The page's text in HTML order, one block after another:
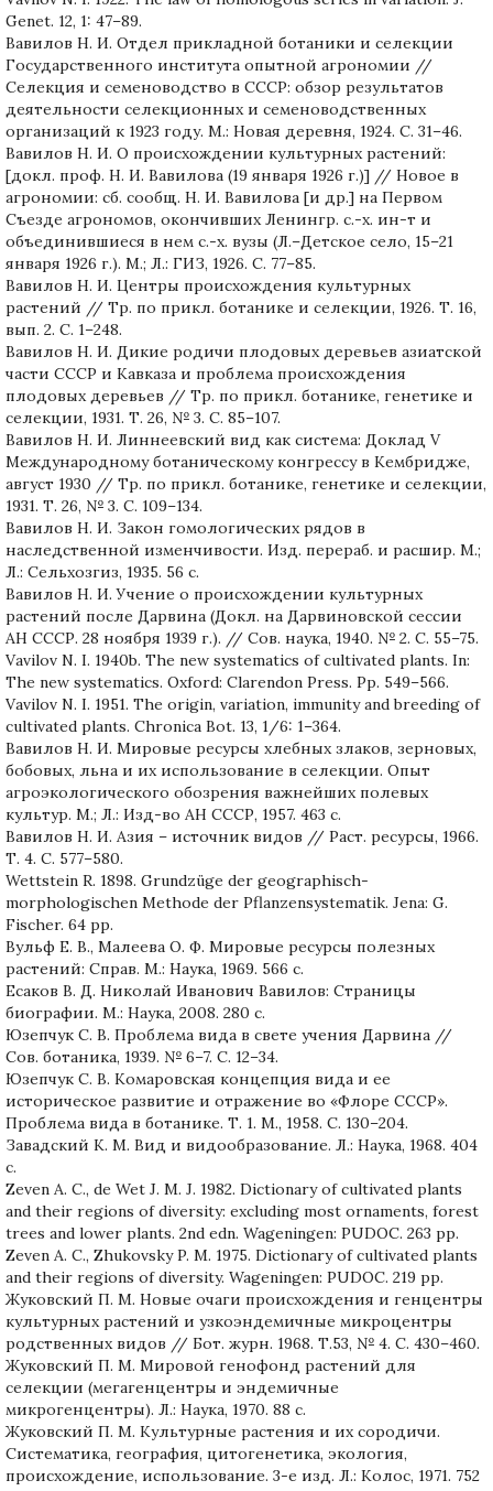
Genet. 12, 1: 47–89.
Вавилов Н. И. Отдел прикладной ботаники и селекции
Государственного института опытной агрономии //
Селекция и семеноводство в СССР: обзор результатов
деятельности селекционных и семеноводственных
организаций к 1923 году. М.: Новая деревня, 1924. С. 31–46.
Вавилов Н. И. О происхождении культурных растений:
[докл. проф. Н. И. Вавилова (19 января 1926 г.)] // Новое в
агрономии: сб. сообщ. Н. И. Вавилова [и др.] на Первом
Съезде агрономов, окончивших Ленингр. с.-х. ин-т и
объединившиеся в нем с.-х. вузы (Л.–Детское село, 15–21
января 1926 г.). М.; Л.: ГИЗ, 1926. С. 77–85.
Вавилов Н. И. Центры происхождения культурных
растений // Тр. по прикл. ботанике и селекции, 1926. Т. 16,
вып. 2. С. 1–248.
Вавилов Н. И. Дикие родичи плодовых деревьев азиатской
части СССР и Кавказа и проблема происхождения
плодовых деревьев // Тр. по прикл. ботанике, генетике и
селекции, 1931. Т. 26, № 3. С. 85–107.
Вавилов Н. И. Линнеевский вид как система: Доклад V
Международному ботаническому конгрессу в Кембридже,
август 1930 // Тр. по прикл. ботанике, генетике и селекции,
1931. Т. 26, № 3. С. 109–134.
Вавилов Н. И. Закон гомологических рядов в
наследственной изменчивости. Изд. перераб. и расшир. М.;
Л.: Сельхозгиз, 1935. 56 с.
Вавилов Н. И. Учение о происхождении культурных
растений после Дарвина (Докл. на Дарвиновской сессии
АН СССР. 28 ноября 1939 г.). // Сов. наука, 1940. № 2. С. 55–75.
Vavilov N. I. 1940b. The new systematics of cultivated plants. In:
The new systematics. Oxford: Clarendon Press. Pp. 549–566.
Vavilov N. I. 1951. The origin, variation, immunity and breeding of
cultivated plants. Chronica Bot. 13, 1/6: 1–364.
Вавилов Н. И. Мировые ресурсы хлебных злаков, зерновых,
бобовых, льна и их использование в селекции. Опыт
агроэкологического обозрения важнейших полевых
культур. М.; Л.: Изд-во АН СССР, 1957. 463 с.
Вавилов Н. И. Азия – источник видов // Раст. ресурсы, 1966.
Т. 4. С. 577–580.
Wettstein R. 1898. Grundzüge der geographisch-
morphologischen Methode der Pflanzensystematik. Jena: G.
Fischer. 64 pp.
Вульф Е. В., Малеева О. Ф. Мировые ресурсы полезных
растений: Справ. М.: Наука, 1969. 566 с.
Есаков В. Д. Николай Иванович Вавилов: Страницы
биографии. М.: Наука, 2008. 280 с.
Юзепчук С. В. Проблема вида в свете учения Дарвина //
Сов. ботаника, 1939. № 6–7. С. 12–34.
Юзепчук С. В. Комаровская концепция вида и ее
историческое развитие и отражение во «Флоре СССР».
Проблема вида в ботанике. Т. 1. М., 1958. С. 130–204.
Завадский К. М. Вид и видообразование. Л.: Наука, 1968. 404
с.
Zeven A. C., de Wet J. M. J. 1982. Dictionary of cultivated plants
and their regions of diversity: excluding most ornaments, forest
trees and lower plants. 2nd edn. Wageningen: PUDOC. 263 pp.
Zeven A. C., Zhukovsky P. M. 1975. Dictionary of cultivated plants
and their regions of diversity. Wageningen: PUDOC. 219 pp.
Жуковский П. М. Новые очаги происхождения и генцентры
культурных растений и узкоэндемичные микроцентры
родственных видов // Бот. журн. 1968. Т.53, № 4. C. 430–460.
Жуковский П. М. Мировой генофонд растений для
селекции (мегагенцентры и эндемичные
микрогенцентры). Л.: Наука, 1970. 88 с.
Жуковский П. М. Культурные растения и их сородичи.
Систематика, география, цитогенетика, экология,
происхождение, использование. 3-е изд. Л.: Колос, 1971. 752